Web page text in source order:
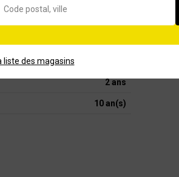
2 ans
10 an(s)
liste des magasins